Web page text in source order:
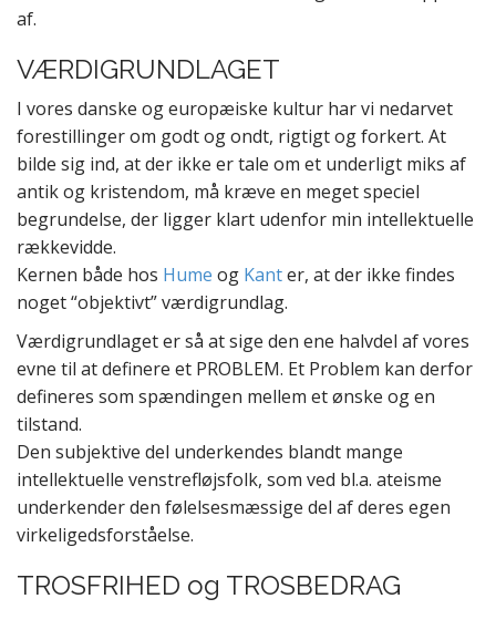
af.
VÆRDIGRUNDLAGET
I vores danske og europæiske kultur har vi nedarvet
forestillinger om godt og ondt, rigtigt og forkert. At
bilde sig ind, at der ikke er tale om et underligt miks af
antik og kristendom, må kræve en meget speciel
begrundelse, der ligger klart udenfor min intellektuelle
rækkevidde.
Kernen både hos Hume og Kanter, at der ikke findes
noget “objektivt” værdigrundlag.
Værdigrundlaget er så at sige den ene halvdel af vores
evne til at definere et PROBLEM. Et Problem kan derfor
defineres som spændingen mellem et ønske og en
tilstand.
Den subjektive del underkendes blandt mange
intellektuelle venstrefløjsfolk, som ved bl.a. ateisme
underkender den følelsesmæssige del af deres egen
virkeligedsforståelse.
TROSFRIHED og TROSBEDRAG